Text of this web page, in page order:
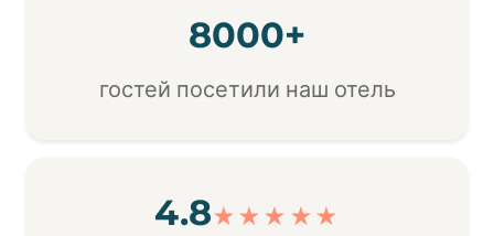
8000+
гостей посетили наш отель
4.8★★★★★